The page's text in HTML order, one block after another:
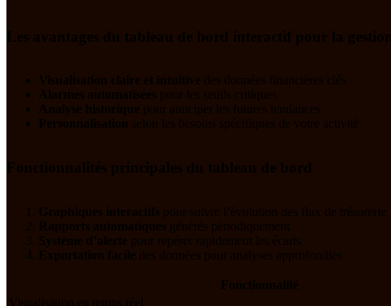
Les avantages du tableau de bord interactif pour la
Visualisation claire et intuitive des données financières clés
Alarmes automatisées pour les seuils critiques
Analyse historique pour anticiper les futures tendances
Personnalisation selon les besoins spécifiques de votre activité
Fonctionnalités principales du tableau de bord
Graphiques interactifs pour suivre l’évolution des flux de trésorerie
Rapports automatiques générés périodiquement
Système d’alerte pour repérer rapidement les écarts
Exportation facile des données pour analyses approfondies
Fonctionnalité
Visualisation en temps réel